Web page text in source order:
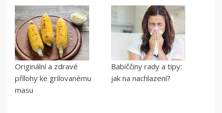
Originální a zdravé
přílohy ke grilovanému
masu
Babiččiny rady a tipy:
jak na nachlazení?